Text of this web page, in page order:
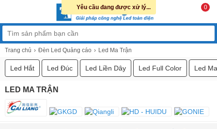
0
Trang chủ Đèn Led Quảng cáo Led Ma Trận
Led Hắt Led Đúc Led Liền Dây Led Full Color Led
LED MA TRẬN
Yêu cầu đang được xử lý...